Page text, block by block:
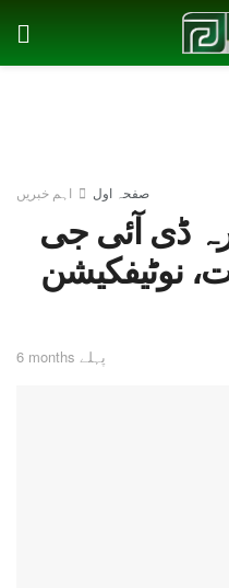
صفحہ اول اہم خبریں
ڈی آئی جی
نوٹیفکیشن
6 months پہلے